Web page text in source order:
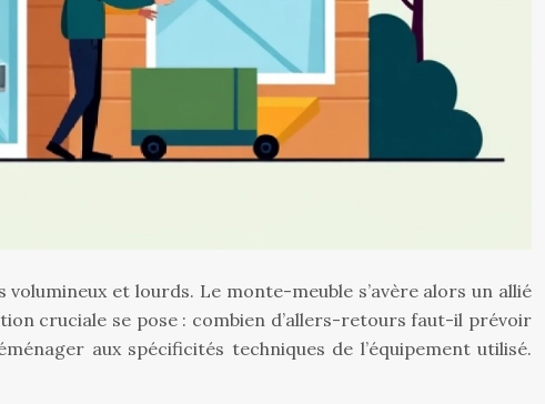
et lourds. Le monte-meuble s’avère alors un allié
cruciale se pose : combien d’allers-retours faut-il prévoir
aux spécificités techniques de l’équipement utilisé.